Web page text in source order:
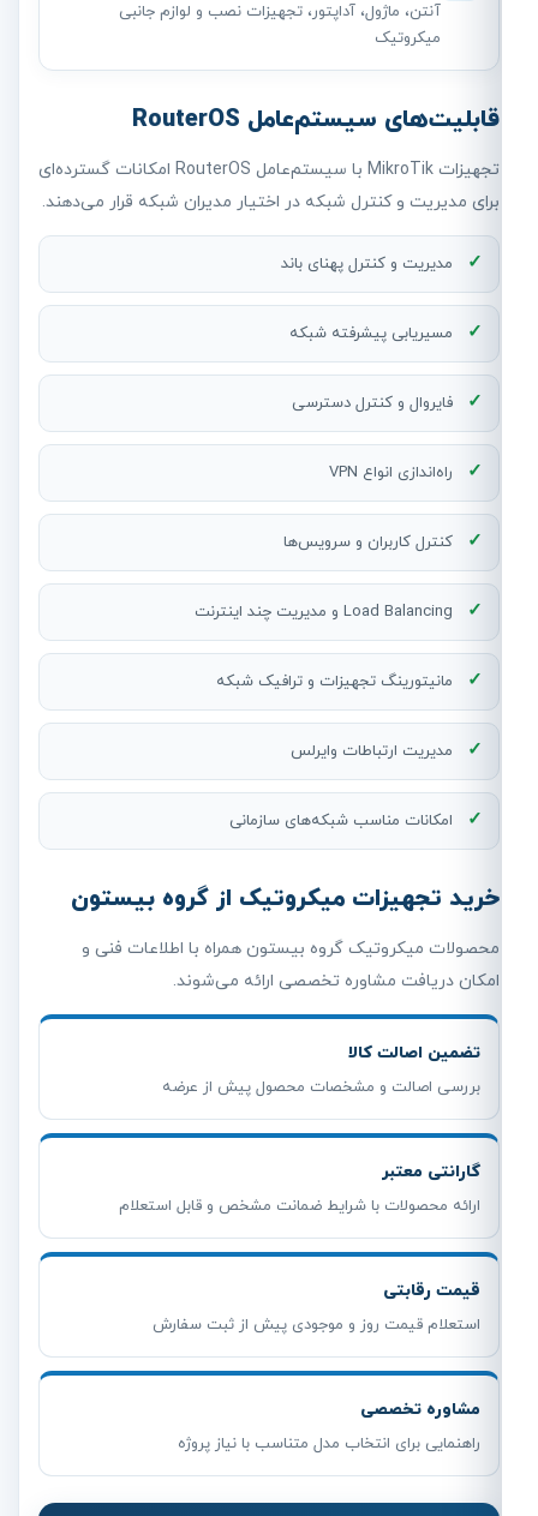
آنتن، ماژول، آداپتور، تجهیزات نصب و لوازم جانبی
میکروتیک
قابلیت‌های سیستم‌عامل RouterOS
تجهیزات MikroTik با سیستم‌عامل RouterOS امکانات گسترده‌ای
برای مدیریت و کنترل شبکه در اختیار مدیران شبکه قرار می‌دهند.
مدیریت و کنترل پهنای باند
مسیریابی پیشرفته شبکه
فایروال و کنترل دسترسی
راه‌اندازی انواع VPN
کنترل کاربران و سرویس‌ها
Load Balancing و مدیریت چند اینترنت
مانیتورینگ تجهیزات و ترافیک شبکه
مدیریت ارتباطات وایرلس
امکانات مناسب شبکه‌های سازمانی
خرید تجهیزات میکروتیک از گروه بیستون
محصولات میکروتیک گروه بیستون همراه با اطلاعات فنی و
امکان دریافت مشاوره تخصصی ارائه می‌شوند.
تضمین اصالت کالا
بررسی اصالت و مشخصات محصول پیش از عرضه
گارانتی معتبر
ارائه محصولات با شرایط ضمانت مشخص و قابل استعلام
قیمت رقابتی
استعلام قیمت روز و موجودی پیش از ثبت سفارش
مشاوره تخصصی
راهنمایی برای انتخاب مدل متناسب با نیاز پروژه